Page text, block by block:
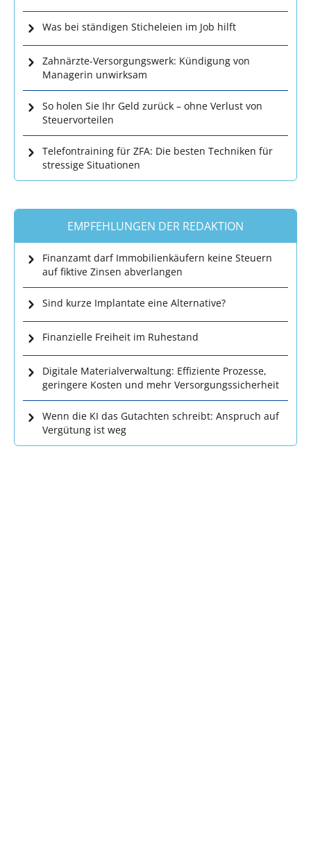
Was bei ständigen Sticheleien im Job hilft
Zahnärzte-Versorgungswerk: Kündigung von
Managerin unwirksam
So holen Sie Ihr Geld zurück – ohne Verlust von
Steuervorteilen
Telefontraining für ZFA: Die besten Techniken für
stressige Situationen
EMPFEHLUNGEN DER REDAKTION
Finanzamt darf Immobilienkäufern keine Steuern
auf fiktive Zinsen abverlangen
Sind kurze Implantate eine Alternative?
Finanzielle Freiheit im Ruhestand
Digitale Materialverwaltung: Effiziente Prozesse,
geringere Kosten und mehr Versorgungssicherheit
Wenn die KI das Gutachten schreibt: Anspruch auf
Vergütung ist weg